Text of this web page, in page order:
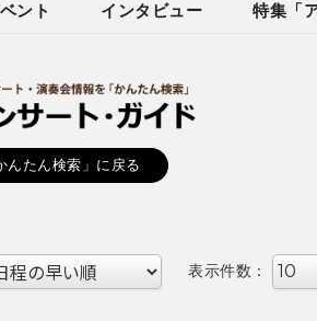
ント インタビュー 特集「
たん検索」に戻る
表示件数：